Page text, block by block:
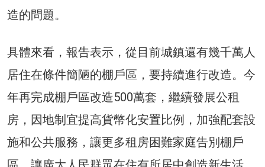
造的問題。
具體來看，報告表示，從目前城鎮還有幾千萬人
居住在條件簡陋的棚戶區，要持續進行改造。今
年再完成棚戶區改造500萬套，繼續發展公租
房，因地制宜提高貨幣化安置比例，加強配套設
施和公共服務，讓更多租房困難家庭告別棚戶